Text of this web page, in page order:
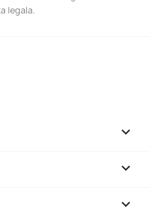
legala.

